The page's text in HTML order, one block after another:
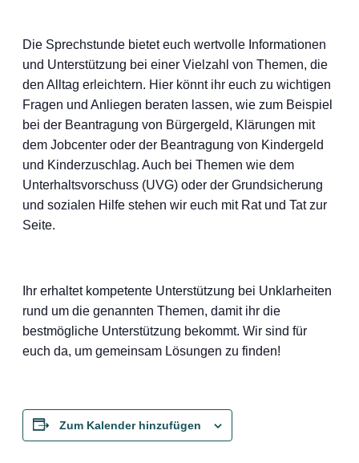
Die Sprechstunde bietet euch wertvolle Informationen
und Unterstützung bei einer Vielzahl von Themen, die
den Alltag erleichtern. Hier könnt ihr euch zu wichtigen
Fragen und Anliegen beraten lassen, wie zum Beispiel
bei der Beantragung von Bürgergeld, Klärungen mit
dem Jobcenter oder der Beantragung von Kindergeld
und Kinderzuschlag. Auch bei Themen wie dem
Unterhaltsvorschuss (UVG) oder der Grundsicherung
und sozialen Hilfe stehen wir euch mit Rat und Tat zur
Seite.
Ihr erhaltet kompetente Unterstützung bei Unklarheiten
rund um die genannten Themen, damit ihr die
bestmögliche Unterstützung bekommt. Wir sind für
euch da, um gemeinsam Lösungen zu finden!
Zum Kalender hinzufügen